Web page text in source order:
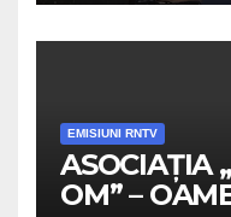
EMISIUNI RNTV
ASOCIAȚIA
OM” –